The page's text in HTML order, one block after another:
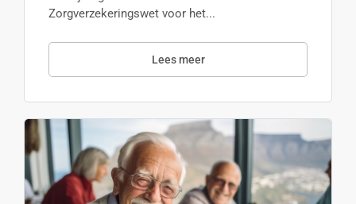
Zorgverzekeringswet voor het...
Lees meer